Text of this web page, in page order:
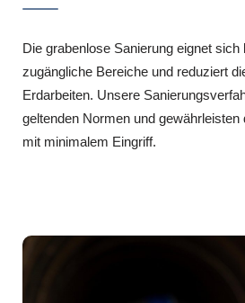
Die grabenlose Sanierung eignet
zugängliche Bereiche und reduziert
Erdarbeiten. Unsere
geltenden Normen und
mit minimalem Eingriff.